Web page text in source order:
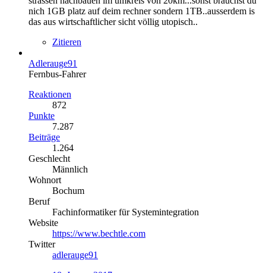
nich 1GB platz auf deim rechner sondern 1TB..ausserdem is
das aus wirtschaftlicher sicht völlig utopisch..
Zitieren
Adlerauge91
Fernbus-Fahrer
Reaktionen
872
Punkte
7.287
Beiträge
1.264
Geschlecht
Männlich
Wohnort
Bochum
Beruf
Fachinformatiker für Systemintegration
Website
https://www.bechtle.com
Twitter
adlerauge91